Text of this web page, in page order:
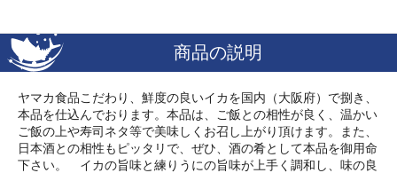
商品の説明
ヤマカ食品こだわり、鮮度の良いイカを国内（大阪府）で捌き、
本品を仕込んでおります。本品は、ご飯との相性が良く、温かい
ご飯の上や寿司ネタ等で美味しくお召し上がり頂けます。また、
日本酒との相性もピッタリで、ぜひ、酒の肴として本品を御用命
下さい。 イカの旨味と練りうにの旨味が上手く調和し、味の良